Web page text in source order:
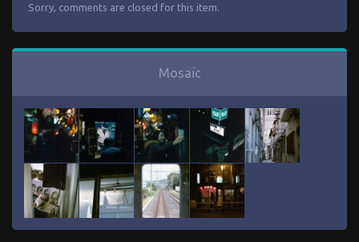
Sorry, comments are closed for this item.
Mosaïc